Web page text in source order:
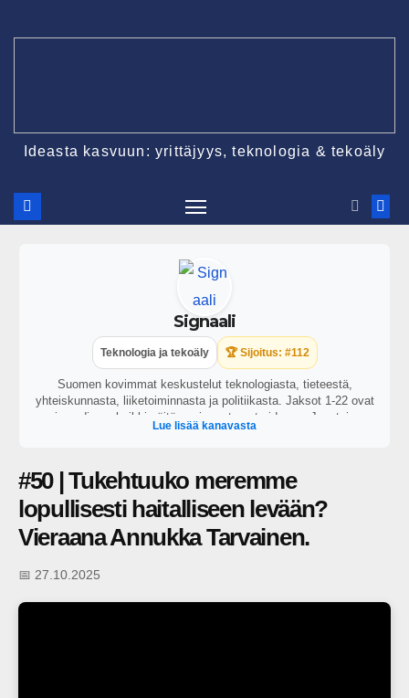
Ideasta kasvuun: yrittäjyys, teknologia & tekoäly
Signaali
Teknologia ja tekoäly 🏆 Sijoitus: #112
Suomen kovimmat keskustelut teknologiasta, tieteestä,
yhteiskunnasta, liiketoiminnasta ja politiikasta. Jaksot 1-22 ovat
vain audiona, kaikki näitä uusimmat ovat videona. Juontajana
toimii George Lapinlampi.
Lue lisää kanavasta
#50 | Tukehtuuko meremme
lopullisesti haitalliseen levään?
Vieraana Annukka Tarvainen.
📅 27.10.2025